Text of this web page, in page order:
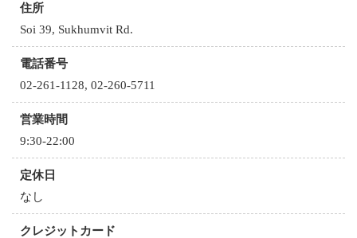
住所
Soi 39, Sukhumvit Rd.
電話番号
02-261-1128, 02-260-5711
営業時間
9:30-22:00
定休日
なし
クレジットカード